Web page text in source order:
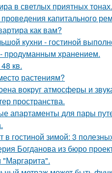
в светлых приятных тонах.
капитального
как вам?
кухни - гостиной
продуманным хранением.
кв.
растениям?
вокруг атмосферы и
пространства.
апартаменты для пары
в гостиной зимой: 3
Богданова из бюро
"Маргарита".